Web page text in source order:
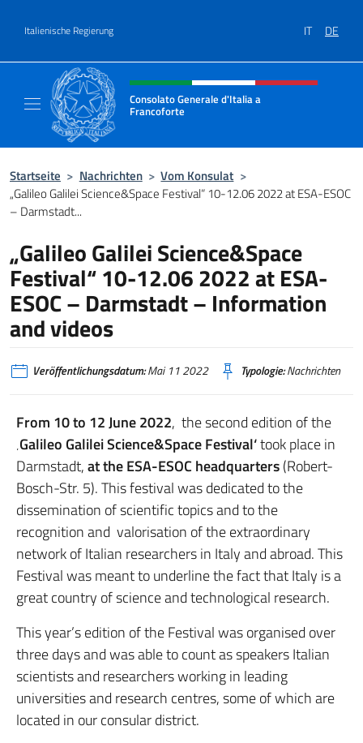
Italienische Regierung IT DE
Header-Site, Social und Menü
Consolato Generale d'Italia a
Francoforte
Startseite > Nachrichten > Vom Konsulat >
„Galileo Galilei Science&Space Festival“ 10-12.06 2022 at ESA-ESOC
– Darmstadt...
„Galileo Galilei Science&Space
Festival“ 10-12.06 2022 at ESA-
ESOC – Darmstadt – Information
and videos
Veröffentlichungsdatum:Mai 11 2022 Typologie:Nachrichten
From 10 to 12 June 2022, the second edition of the
‚Galileo Galilei Science&Space Festival‘took place in
Darmstadt,at the ESA-ESOC headquarters(Robert-
Bosch-Str. 5). This festival was dedicated to the
dissemination of scientific topics and to the
recognition and valorisation of the extraordinary
network of Italian researchers in Italy and abroad. This
Festival was meant to underline the fact that Italy is a
great country of science and technological research.
This year’s edition of the Festival was organised over
three days and was able to count as speakers Italian
scientists and researchers working in leading
universities and research centres, some of which are
located in our consular district.